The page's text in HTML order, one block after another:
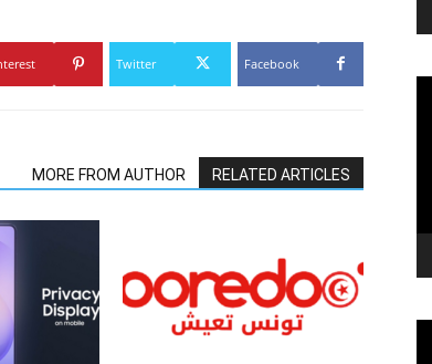
Facebook
Twitter
RELATED ARTICLES
MORE FROM AUTHOR